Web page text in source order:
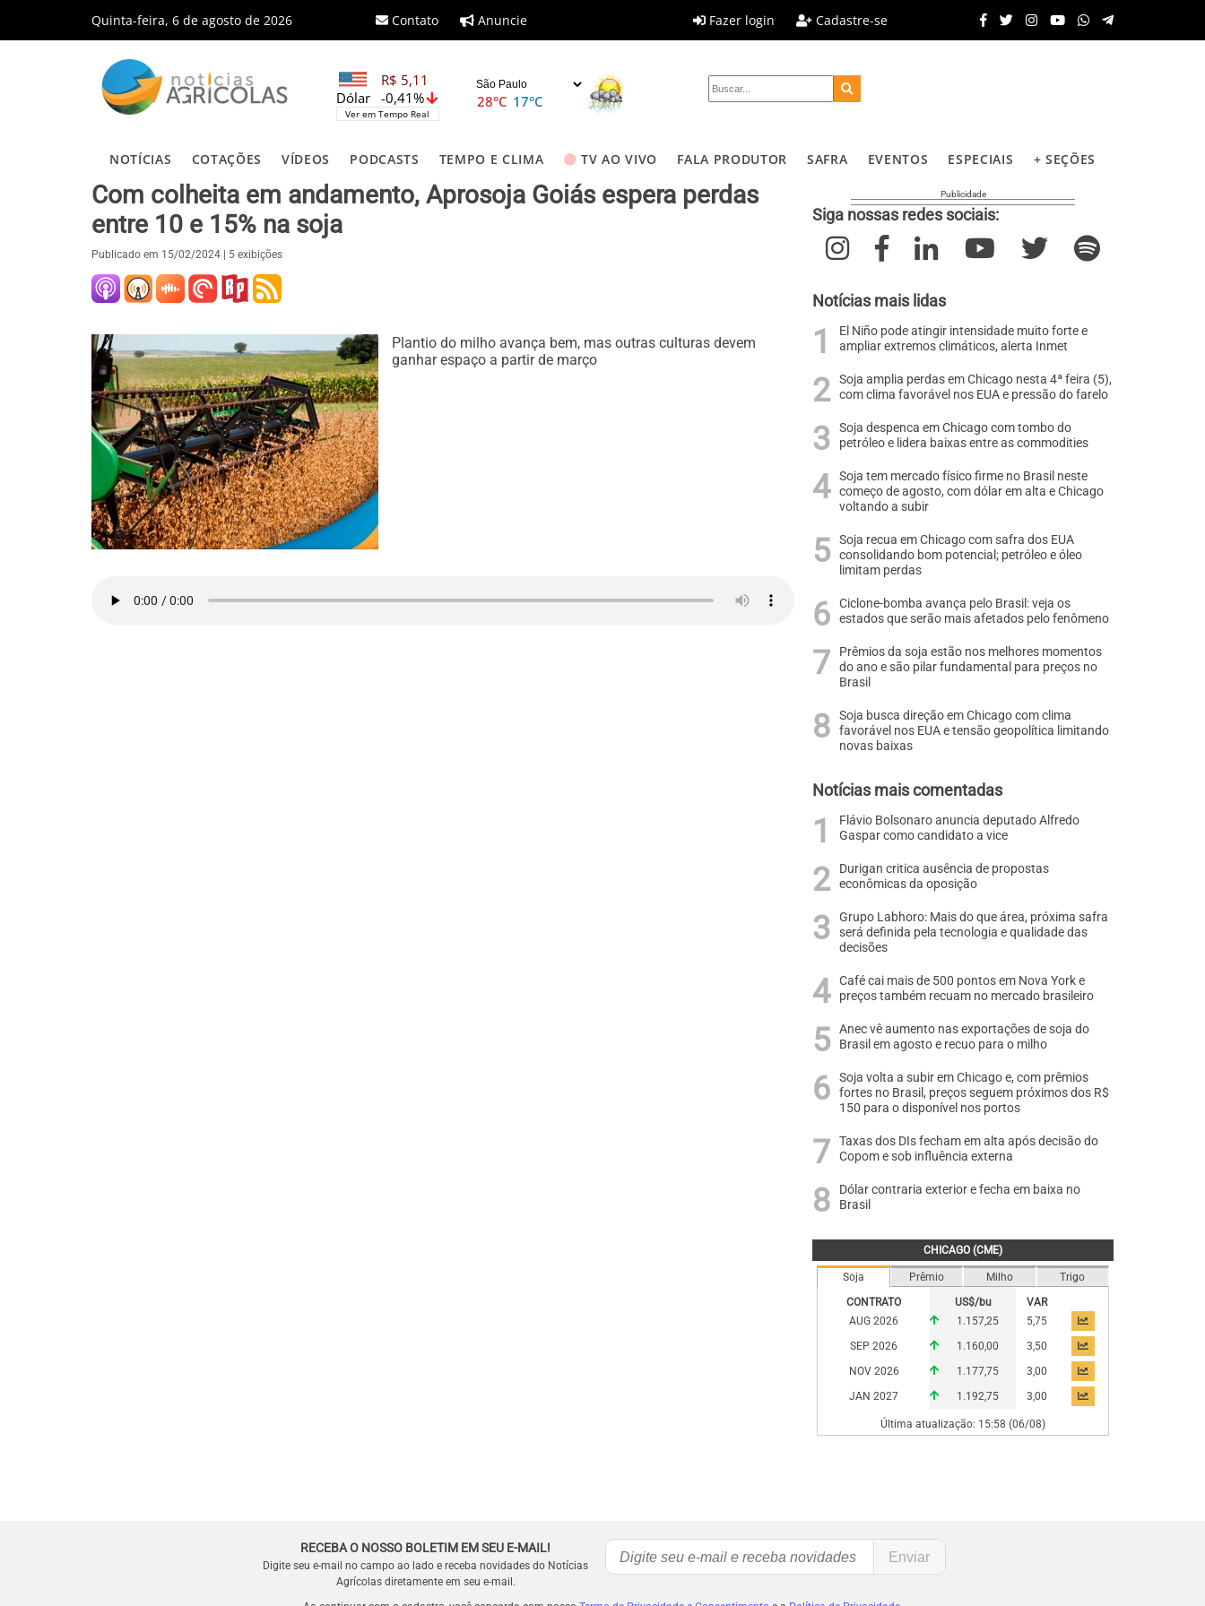
Quinta-feira, 6 de agosto de 2026 Contato Anuncie Fazer login Cadastre-se
R$ 5,11
-0,41%
Dólar
Ver em Tempo Real
28°C 17°C
NOTÍCIAS COTAÇÕES VÍDEOS PODCASTS TEMPO E CLIMA TV AO VIVO FALA PRODUTOR SAFRA EVENTOS ESPECIAIS + SEÇÕES
Com colheita em andamento, Aprosoja Goiás espera perdas
entre 10 e 15% na soja
Publicado em 15/02/2024 | 5 exibições
Plantio do milho avança bem, mas outras culturas devem
ganhar espaço a partir de março
Siga nossas redes sociais:
Notícias mais lidas
El Niño pode atingir intensidade muito forte e
ampliar extremos climáticos, alerta Inmet
Soja amplia perdas em Chicago nesta 4ª feira (5),
com clima favorável nos EUA e pressão do farelo
Soja despenca em Chicago com tombo do
petróleo e lidera baixas entre as commodities
Soja tem mercado físico firme no Brasil neste
começo de agosto, com dólar em alta e Chicago
voltando a subir
Soja recua em Chicago com safra dos EUA
consolidando bom potencial; petróleo e óleo
limitam perdas
Ciclone-bomba avança pelo Brasil: veja os
estados que serão mais afetados pelo fenômeno
Prêmios da soja estão nos melhores momentos
do ano e são pilar fundamental para preços no
Brasil
Soja busca direção em Chicago com clima
favorável nos EUA e tensão geopolítica limitando
novas baixas
Notícias mais comentadas
Flávio Bolsonaro anuncia deputado Alfredo
Gaspar como candidato a vice
Durigan critica ausência de propostas
econômicas da oposição
Grupo Labhoro: Mais do que área, próxima safra
será definida pela tecnologia e qualidade das
decisões
Café cai mais de 500 pontos em Nova York e
preços também recuam no mercado brasileiro
Anec vê aumento nas exportações de soja do
Brasil em agosto e recuo para o milho
Soja volta a subir em Chicago e, com prêmios
fortes no Brasil, preços seguem próximos dos R$
150 para o disponível nos portos
Taxas dos DIs fecham em alta após decisão do
Copom e sob influência externa
Dólar contraria exterior e fecha em baixa no
Brasil
CHICAGO (CME)
Soja Prêmio Milho
Trigo
CONTRATO
US$/bu
VAR
AUG 2026
1.157,25
5,75
SEP 2026
1.160,00
3,50
NOV 2026
1.177,75
3,00
JAN 2027
1.192,75 3,00
Última atualização: 15:58 (06/08)
RECEBA O NOSSO BOLETIM EM SEU E-MAIL!
Digite seu e-mail no campo ao lado e receba novidades do Notícias
Agrícolas diretamente em seu e-mail.